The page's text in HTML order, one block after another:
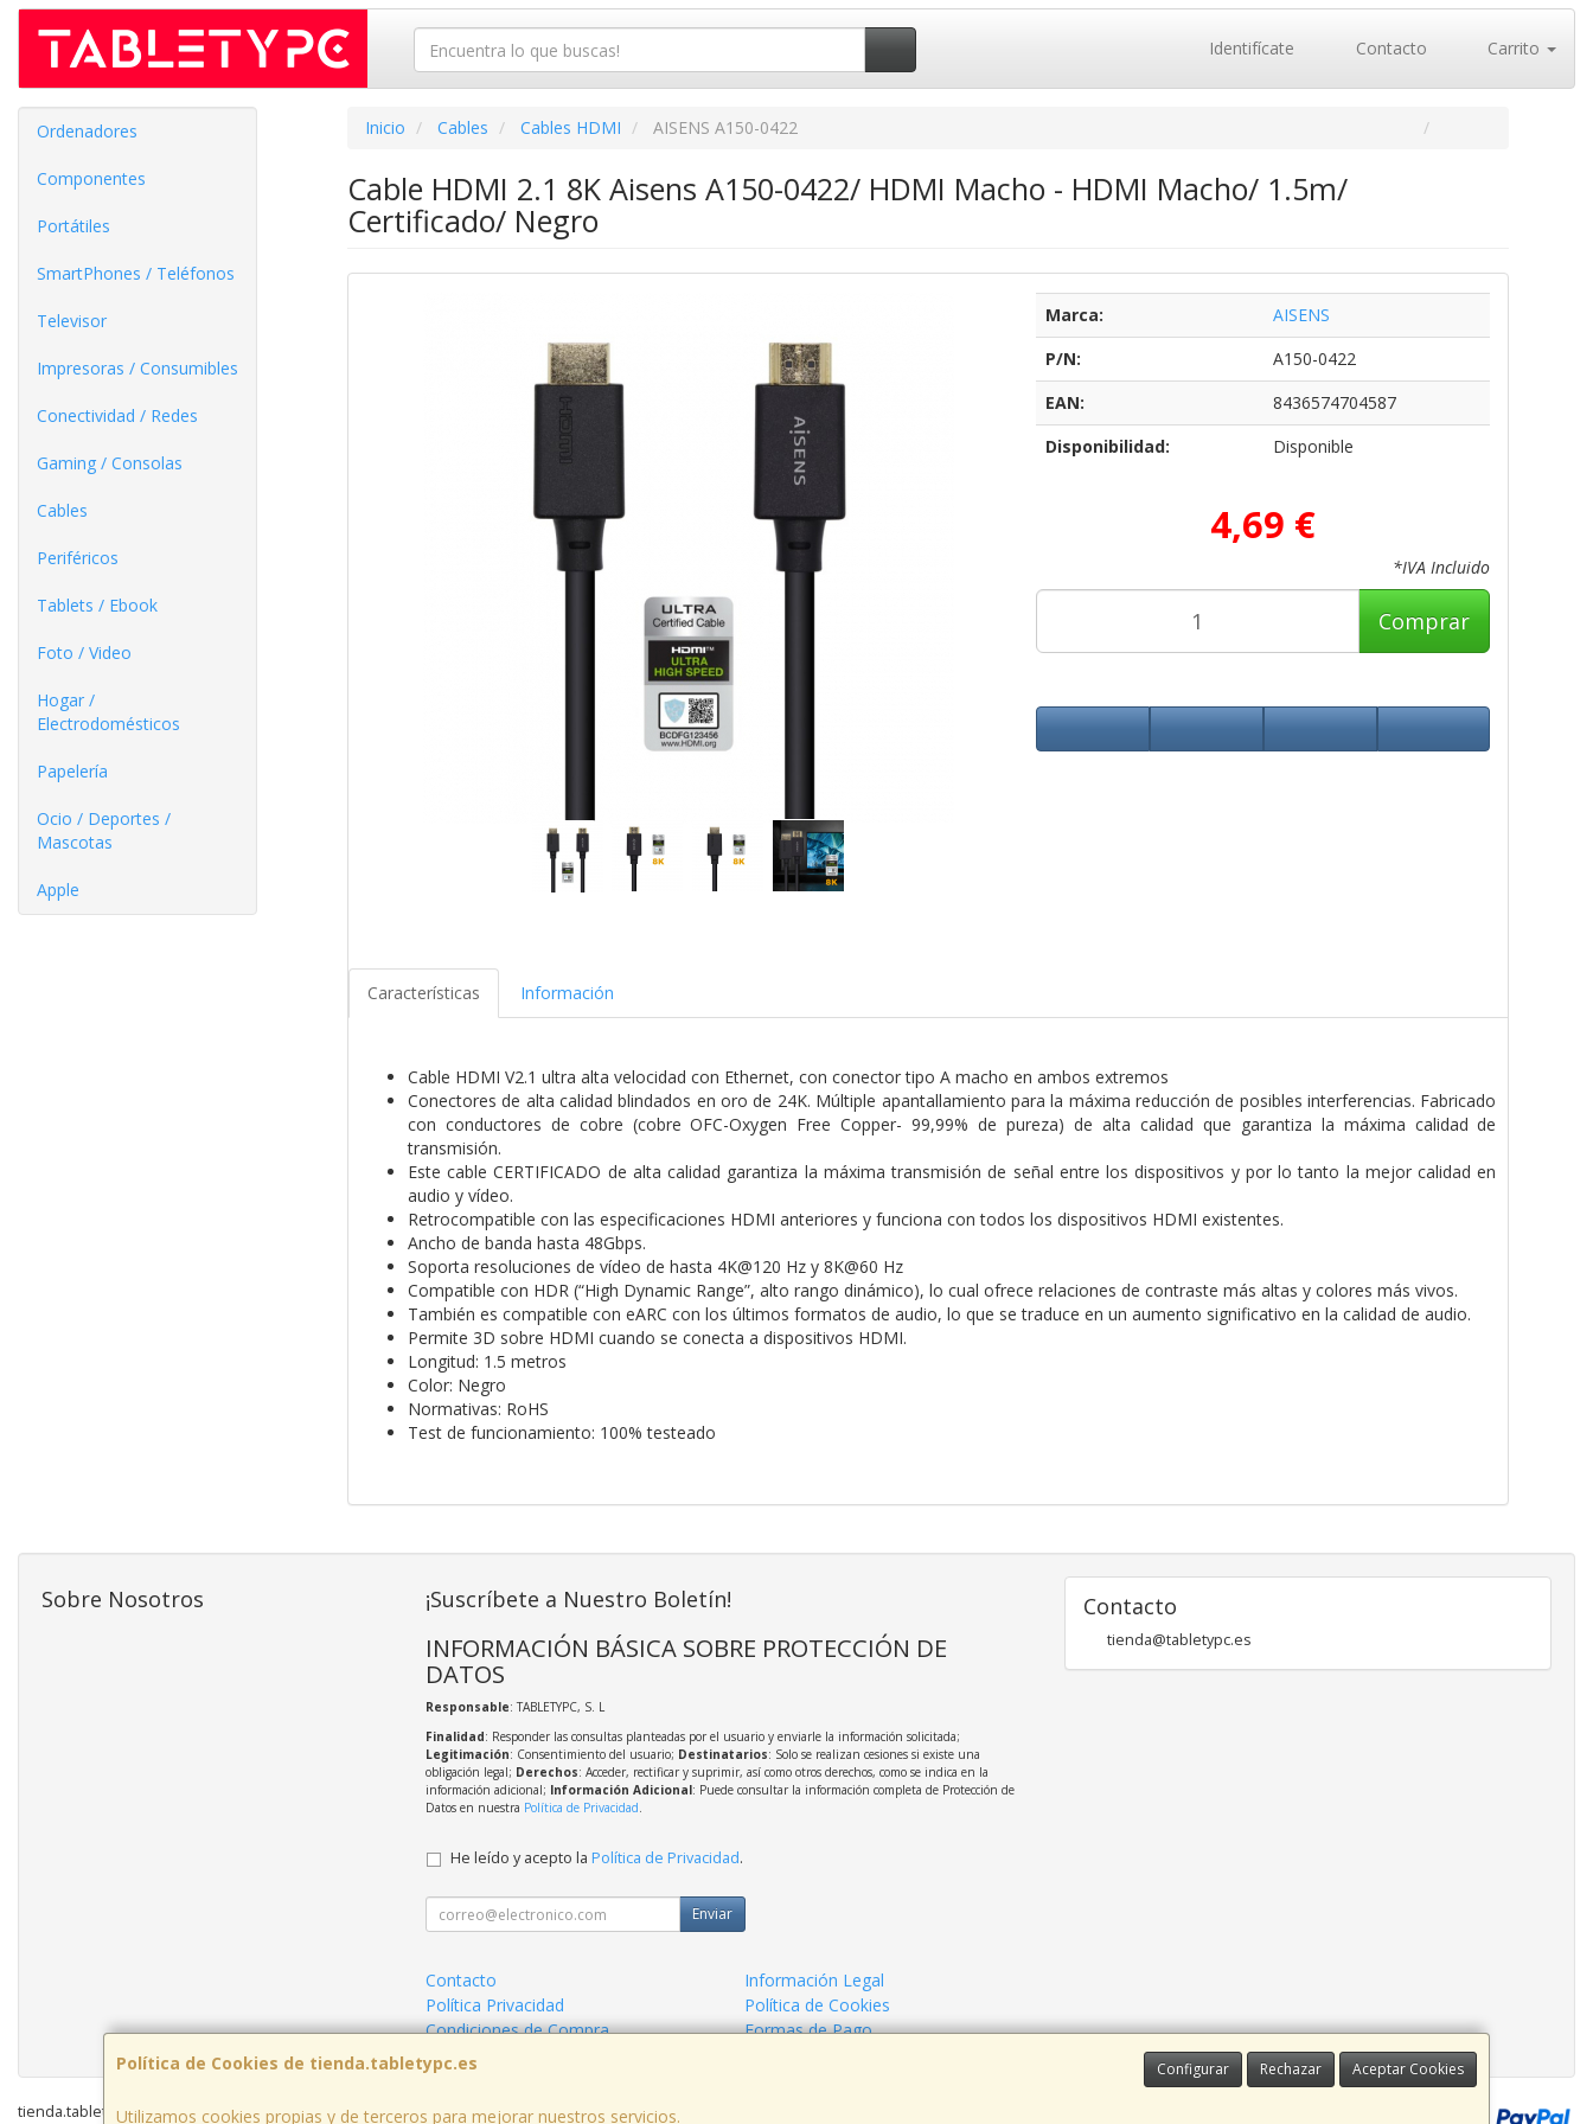
Identifícate Contacto Carrito
Ordenadores
Componentes
Portátiles
SmartPhones / Teléfonos
Televisor
Impresoras / Consumibles
Conectividad / Redes
Gaming / Consolas
Cables
Periféricos
Tablets / Ebook
Foto / Video
Hogar /
Electrodomésticos
Papelería
Ocio / Deportes /
Mascotas
Apple
Inicio Cables Cables HDMI AISENS A150-0422
Cable HDMI 2.1 8K Aisens A150-0422/ HDMI Macho - HDMI Macho/ 1.5m/
Certificado/ Negro
Marca:
AISENS
P/N:
A150-0422
EAN:
8436574704587
Disponibilidad:
Disponible
4,69 €
*IVA Incluido
Comprar
Características Información
Cable HDMI V2.1 ultra alta velocidad con Ethernet, con conector tipo A macho en ambos extremos
Conectores de alta calidad blindados en oro de 24K. Múltiple apantallamiento para la máxima reducción de posibles interferencias. Fabricado
con conductores de cobre (cobre OFC-Oxygen Free Copper- 99,99% de pureza) de alta calidad que garantiza la máxima calidad de
transmisión.
Este cable CERTIFICADO de alta calidad garantiza la máxima transmisión de señal entre los dispositivos y por lo tanto la mejor calidad en
audio y vídeo.
Retrocompatible con las especificaciones HDMI anteriores y funciona con todos los dispositivos HDMI existentes.
Ancho de banda hasta 48Gbps.
Soporta resoluciones de vídeo de hasta 4K@120 Hz y 8K@60 Hz
Compatible con HDR (“High Dynamic Range”, alto rango dinámico), lo cual ofrece relaciones de contraste más altas y colores más vivos.
También es compatible con eARC con los últimos formatos de audio, lo que se traduce en un aumento significativo en la calidad de audio.
Permite 3D sobre HDMI cuando se conecta a dispositivos HDMI.
Longitud: 1.5 metros
Color: Negro
Normativas: RoHS
Test de funcionamiento: 100% testeado
Política de Cookies de tienda.tabletypc.es Configurar Rechazar Aceptar Cookies
Utilizamos cookies propias y de terceros para mejorar nuestros servicios.
Sobre Nosotros ¡Suscríbete a Nuestro Boletín!
INFORMACIÓN BÁSICA SOBRE PROTECCIÓN DE
DATOS
Responsable: TABLETYPC, S. L
Finalidad: Responder las consultas planteadas por el usuario y enviarle la información solicitada;
Legitimación: Consentimiento del usuario; Destinatarios: Solo se realizan cesiones si existe una
obligación legal; Derechos: Acceder, rectificar y suprimir, así como otros derechos, como se indica en la
información adicional; Información Adicional: Puede consultar la información completa de Protección de
Datos en nuestra Política de Privacidad.
He leído y acepto la Política de Privacidad.
Enviar
Contacto
Información Legal
Política Privacidad
Política de Cookies
Condiciones de Compra
Formas de Pago
Contacto
tienda@tabletypc.es
tienda.tabletypc.es © 2026